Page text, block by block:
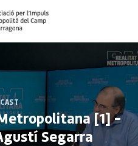
[1] –
Segarra